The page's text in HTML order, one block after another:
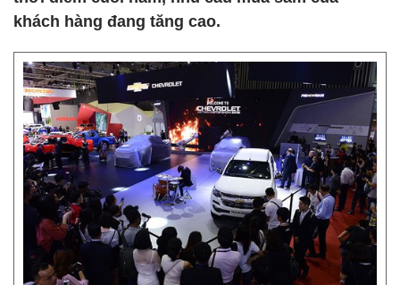
khách hàng đang tăng cao.